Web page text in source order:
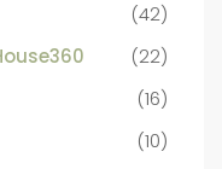
(42)
(22)
(16)
(10)